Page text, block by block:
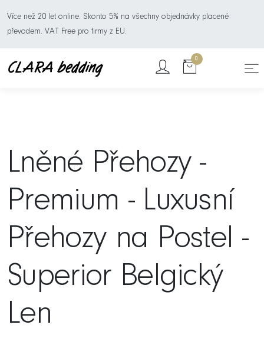
Více než 20 let online. Skonto 5% na všechny objednávky placené
převodem. VAT Free pro firmy z EU.
0
Lněné Přehozy -
Premium - Luxusní
Přehozy na Postel -
Superior Belgický
Len